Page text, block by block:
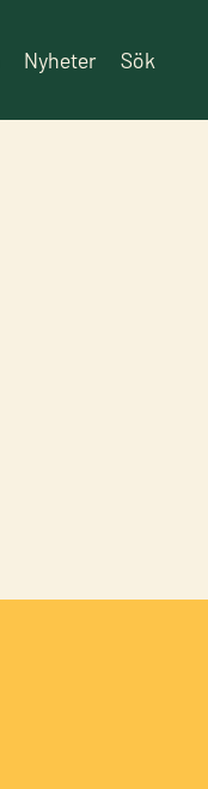
Nyheter Sök